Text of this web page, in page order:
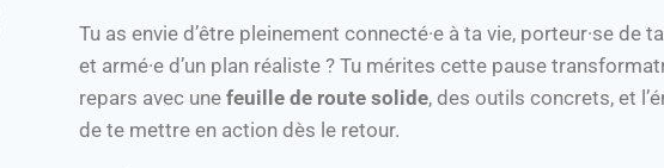
Tu as envie d’être pleinement connecté·e à ta vie, porteur·se de
et armé·e d’un plan réaliste ? Tu mérites cette pause
repars avec une feuille de route solide, des outils concrets, et
de te mettre en action dès le retour.